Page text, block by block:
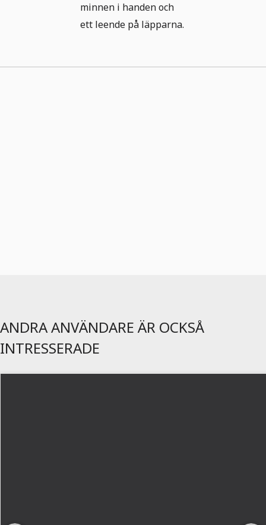
minnen i handen och
ett leende på läpparna.
ANDRA ANVÄNDARE ÄR OCKSÅ
INTRESSERADE